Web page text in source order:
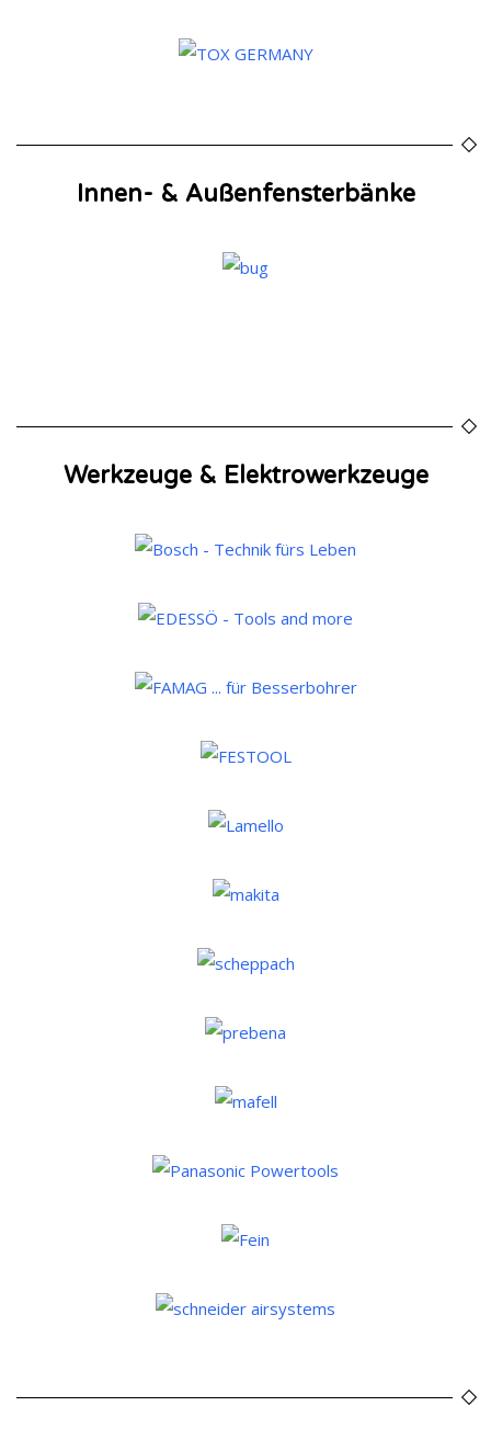
Innen- & Außenfensterbänke
Werkzeuge & Elektrowerkzeuge